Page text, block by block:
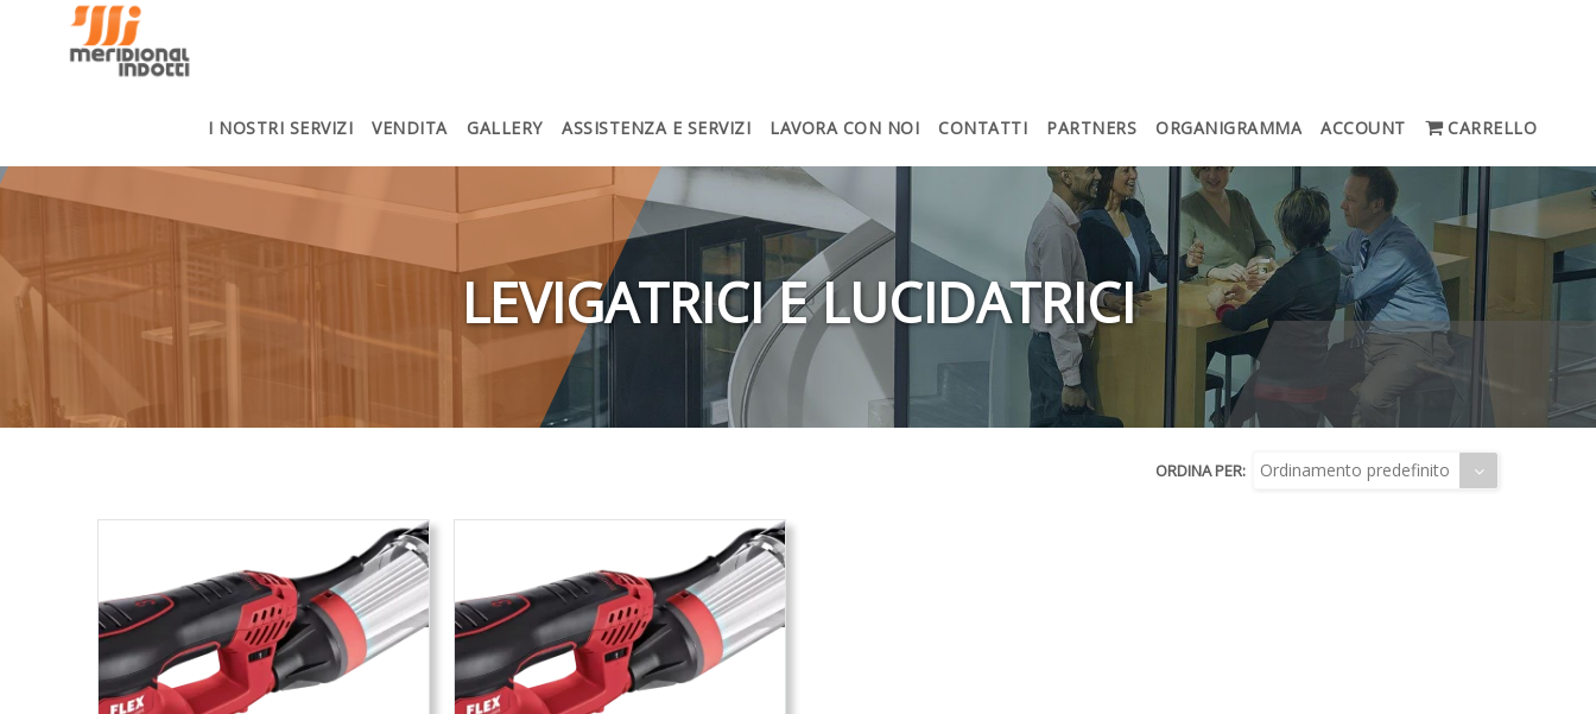
I NOSTRI SERVIZI VENDITA GALLERY ASSISTENZA E SERVIZI LAVORA CON NOI CONTATTI PARTNERS ORGANIGRAMMA ACCOUNT CARRELLO
LEVIGATRICI E LUCIDATRICI
ORDINA PER: Ordinamento predefinito
Assistenza
e Servizi
noi
Organigramma